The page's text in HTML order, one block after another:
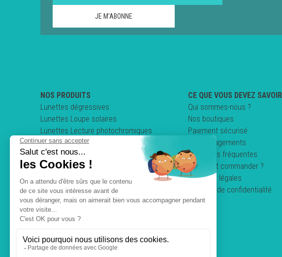
NOS PRODUITS
Lunettes dégressives
Lunettes Loupe solaires
Lunettes Lecture photochromiques
Lunettes loupe pliables
Clips & Sur-lunettes
Lunettes de conduite
CE QUE VOUS DEVEZ SAVOIR
Qui sommes-nous ?
Nos boutiques
Paiement sécurisé
Nos engagements
Questions fréquentes
Comment commander ?
Mentions légales
Politique de confidentialité
C.G.V